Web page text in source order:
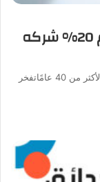
كشف تسريبات المياه بتبوك-خصم 20% شركه
خدمات خبراء كشف تسريبات المياه بتبوك موثوق بها لأكثر من 40 عامًاتفخر